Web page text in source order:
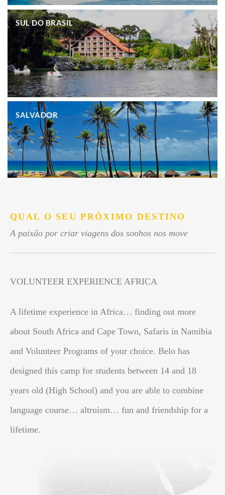
.
SUL DO BRASIL
SALVADOR
QUAL O SEU PRÓXIMO DESTINO
A paixão por criar viagens dos sonhos nos move
VOLUNTEER EXPERIENCE AFRICA
A lifetime experience in Africa… finding out more
about South Africa and Cape Town, Safaris in Namibia
and Volunteer Programs of your choice. Belo has
designed this camp for students between 14 and 18
years old (High School) and you are able to combine
language course… altruism… fun and friendship for a
lifetime.